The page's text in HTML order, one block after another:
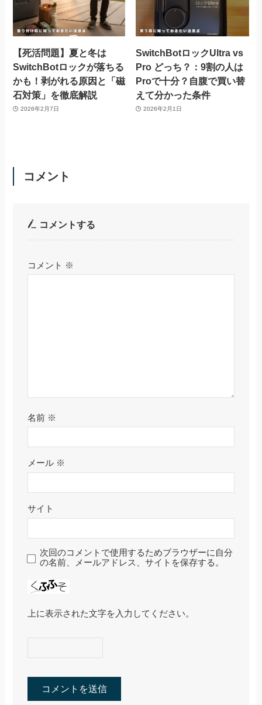
【死活問題】夏と冬は
SwitchBotロックが落ちる
かも！剥がれる原因と「磁
石対策」を徹底解説
2026年2月7日
SwitchBotロックUltra vs
Pro どっち？：9割の人は
Proで十分？自腹で買い替
えて分かった条件
2026年2月1日
コメント
コメントする
コメント ※
名前 ※
メール ※
サイト
次回のコメントで使用するためブラウザーに自分
の名前、メールアドレス、サイトを保存する。
上に表示された文字を入力してください。